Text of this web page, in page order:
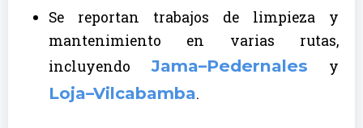
Se reportan trabajos de limpieza y
mantenimiento en varias rutas,
incluyendo Jama–Pedernales y
Loja–Vilcabamba.